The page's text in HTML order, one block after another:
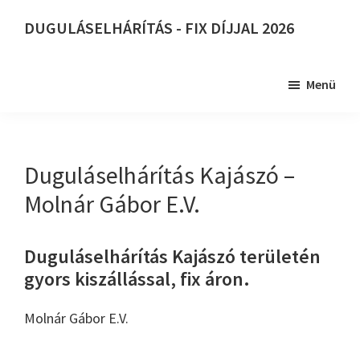
DUGULÁSELHÁRÍTÁS - FIX DÍJJAL 2026
Menü
Duguláselhárítás Kajászó –
Molnár Gábor E.V.
Duguláselhárítás Kajászó területén
gyors kiszállással, fix áron.
Molnár Gábor E.V.